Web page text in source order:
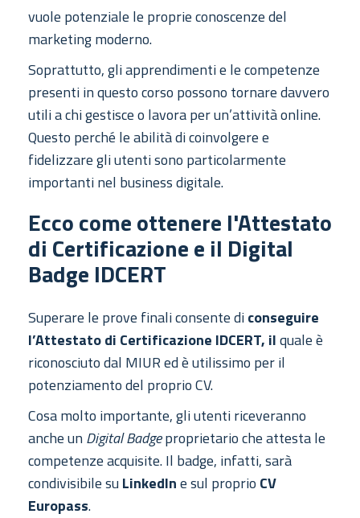
vuole potenziale le proprie conoscenze del
marketing moderno.
Soprattutto, gli apprendimenti e le competenze
presenti in questo corso possono tornare davvero
utili a chi gestisce o lavora per un’attività online.
Questo perché le abilità di coinvolgere e
fidelizzare gli utenti sono particolarmente
importanti nel business digitale.
Ecco come ottenere l'Attestato
di Certificazione e il Digital
Badge IDCERT
Superare le prove finali consente diconseguire
l’Attestato di Certificazione IDCERT, ilquale è
riconosciuto dal MIUR ed è utilissimo per il
potenziamento del proprio CV.
Cosa molto importante, gli utenti riceveranno
anche un Digital Badgeproprietario che attesta le
competenze acquisite. Il badge, infatti, sarà
condivisibile su LinkedIne sul proprio CV
Europass.